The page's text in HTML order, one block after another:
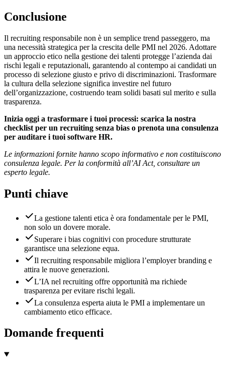
Conclusione
Il recruiting responsabile non è un semplice trend passeggero, ma
una necessità strategica per la crescita delle PMI nel 2026. Adottare
un approccio etico nella gestione dei talenti protegge l’azienda dai
rischi legali e reputazionali, garantendo al contempo ai candidati un
processo di selezione giusto e privo di discriminazioni. Trasformare
la cultura della selezione significa investire nel futuro
dell’organizzazione, costruendo team solidi basati sul merito e sulla
trasparenza.
Inizia oggi a trasformare i tuoi processi: scarica la nostra
checklist per un recruiting senza bias o prenota una consulenza
per auditare i tuoi software HR.
Le informazioni fornite hanno scopo informativo e non costituiscono
consulenza legale. Per la conformità all’AI Act, consultare un
esperto legale.
Punti chiave
La gestione talenti etica è ora fondamentale per le PMI,
non solo un dovere morale.
Superare i bias cognitivi con procedure strutturate
garantisce una selezione equa.
Il recruiting responsabile migliora l’employer branding e
attira le nuove generazioni.
L’IA nel recruiting offre opportunità ma richiede
trasparenza per evitare rischi legali.
La consulenza esperta aiuta le PMI a implementare un
cambiamento etico efficace.
Domande frequenti